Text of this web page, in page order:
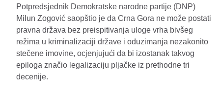
Potpredsjednik Demokratske narodne partije (DNP)
Milun Zogović saopštio je da Crna Gora ne može postati
pravna država bez preispitivanja uloge vrha bivšeg
režima u kriminalizaciji države i oduzimanja nezakonito
stečene imovine, ocjenjujući da bi izostanak takvog
epiloga značio legalizaciju pljačke iz prethodne tri
decenije.